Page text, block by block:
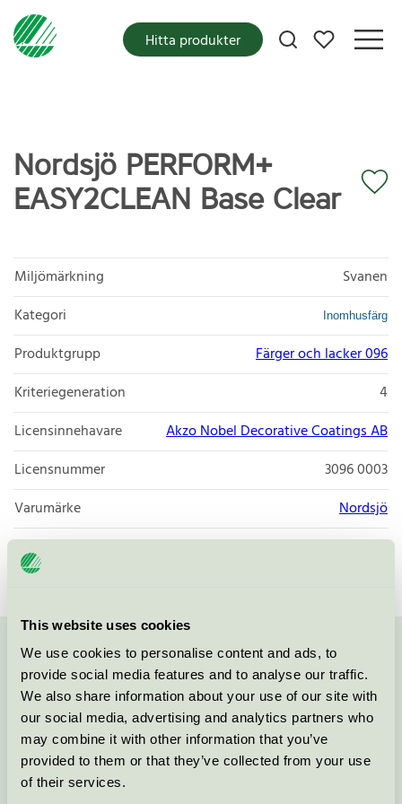
This website uses cookies
We use cookies to personalise content and ads, to
provide social media features and to analyse our traffic.
We also share information about your use of our site with
our social media, advertising and analytics partners who
may combine it with other information that you’ve
provided to them or that they’ve collected from your use
of their services.
Mina favoriter
Hitta produkter
Nordsjö PERFORM+
EASY2CLEAN Base Clear
Miljömärkning
Svanen
Kategori
Inomhusfärg
Produktgrupp
Färger och lacker 096
Kriteriegeneration
4
Licensinnehavare
Akzo Nobel Decorative Coatings AB
Licensnummer
3096 0003
Varumärke
Nordsjö
Licensnummer
3096 0003
Kontakta oss på 08-55 55 24 00eller via formuläret:
Fortsätt